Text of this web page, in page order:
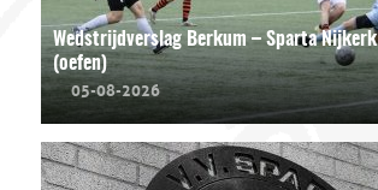
Wedstrijdverslag Berkum – Sparta Nijkerk
(oefen)
05-08-2026